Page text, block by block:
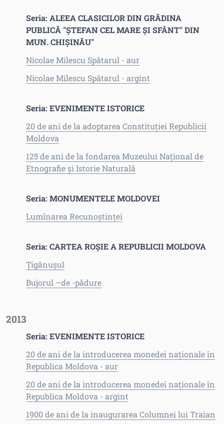
Seria: ALEEA CLASICILOR DIN GRĂDINA
PUBLICĂ "ŞTEFAN CEL MARE ŞI SFÂNT" DIN
MUN. CHIŞINĂU"
Nicolae Milescu Spătarul - aur
Nicolae Milescu Spătarul - argint
Seria: EVENIMENTE ISTORICE
20 de ani de la adoptarea Constituţiei Republicii
Moldova
125 de ani de la fondarea Muzeului Naţional de
Etnografie şi Istorie Naturală
Seria: MONUMENTELE MOLDOVEI
Lumînarea Recunoştinţei
Seria: CARTEA ROŞIE A REPUBLICII MOLDOVA
Ţigănuşul
Bujorul –de -pădure
2013
Seria: EVENIMENTE ISTORICE
20 de ani de la introducerea monedei naţionale în
Republica Moldova - aur
20 de ani de la introducerea monedei naţionale în
Republica Moldova - argint
1900 de ani de la inaugurarea Columnei lui Traian